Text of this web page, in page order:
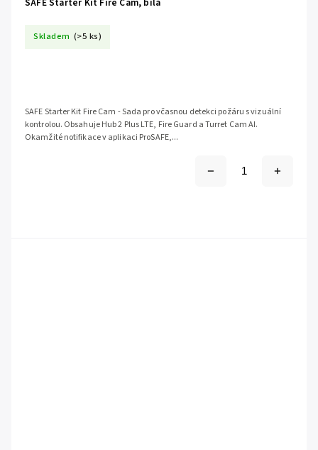
Skladem (>5 ks)
SAFE Starter Kit Fire Cam - Sada pro včasnou detekci požáru s vizuální
kontrolou. Obsahuje Hub 2 Plus LTE, Fire Guard a Turret Cam AI.
Okamžité notifikace v aplikaci ProSAFE,...